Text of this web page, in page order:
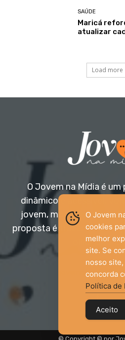
SAÚDE
Maricá
atualizar
Load more
O Jovem na Mídia é
dinâmico e acessível,
jovem, mas aberto a
proposta é trazer
olhar
Entre em
O Jovem
cookies
melhor
site. Se
nosso
concorda
Política de
Aceito